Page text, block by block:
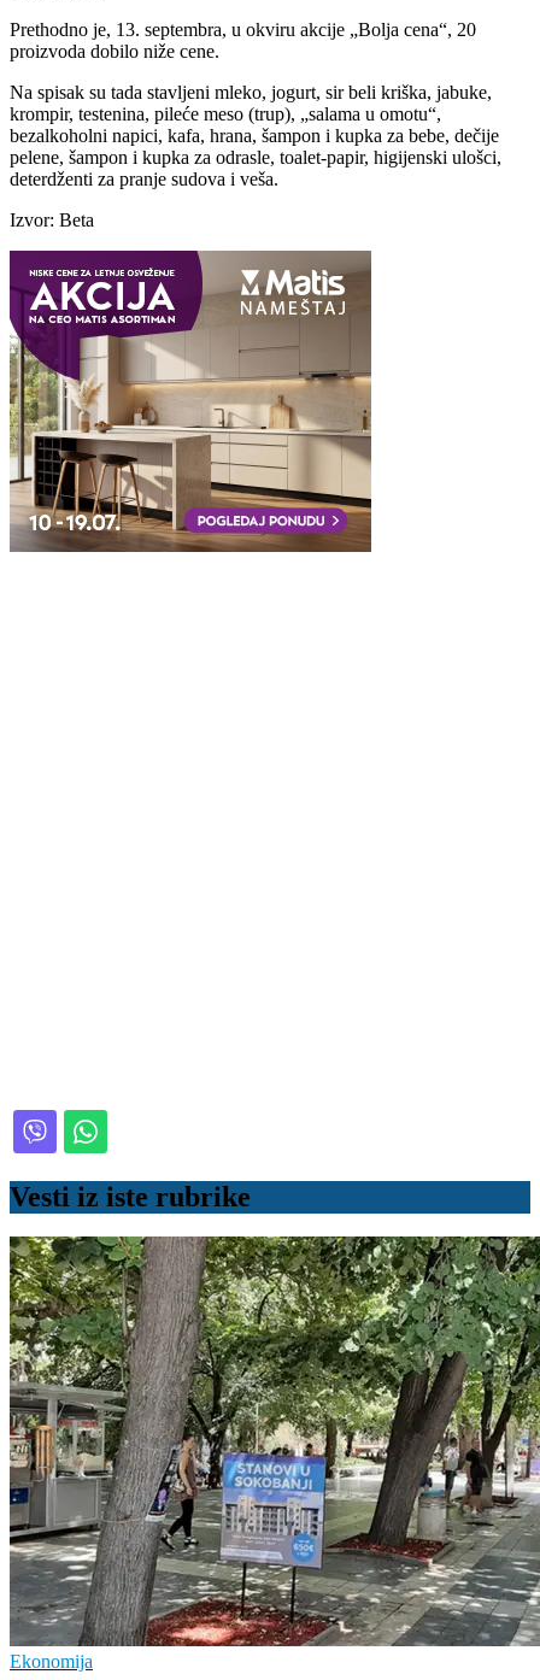
Prethodno je, 13. septembra, u okviru akcije „Bolja cena“, 20
proizvoda dobilo niže cene.
Na spisak su tada stavljeni mleko, jogurt, sir beli kriška, jabuke,
krompir, testenina, pileće meso (trup), „salama u omotu“,
bezalkoholni napici, kafa, hrana, šampon i kupka za bebe, dečije
pelene, šampon i kupka za odrasle, toalet-papir, higijenski ulošci,
deterdženti za pranje sudova i veša.
Izvor: Beta
Vesti iz iste rubrike
Ekonomija